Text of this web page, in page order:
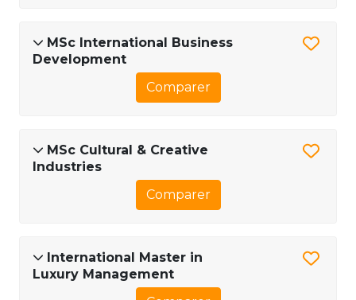
MSc International Business
Development
Comparer
MSc Cultural & Creative
Industries
Comparer
International Master in
Luxury Management